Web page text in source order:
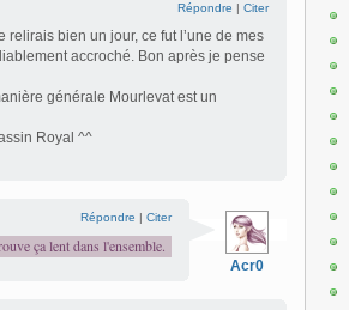
Répondre | Citer
bien un jour, ce fut l’une de mes
accroché. Bon après je pense
générale Mourlevat est un
Royal ^^
Acr0
Répondre | Citer
ça lent dans l'ensemble.